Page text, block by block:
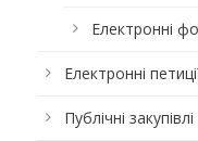
Електронні
Електронні
Публічні закупівлі